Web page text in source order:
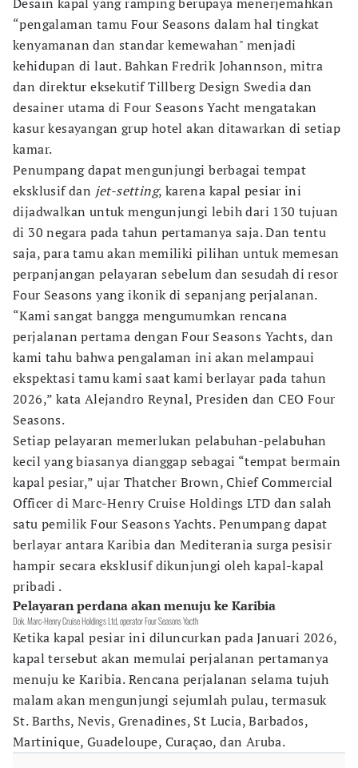
“pengalaman tamu Four Seasons dalam hal tingkat
kenyamanan dan standar kemewahan" menjadi
kehidupan di laut. Bahkan Fredrik Johannson, mitra
dan direktur eksekutif Tillberg Design Swedia dan
desainer utama di Four Seasons Yacht mengatakan
kasur kesayangan grup hotel akan ditawarkan di setiap
kamar.
Penumpang dapat mengunjungi berbagai tempat
eksklusif dan jet-setting, karena kapal pesiar ini
dijadwalkan untuk mengunjungi lebih dari 130 tujuan
di 30 negara pada tahun pertamanya saja. Dan tentu
saja, para tamu akan memiliki pilihan untuk memesan
perpanjangan pelayaran sebelum dan sesudah di resor
Four Seasons yang ikonik di sepanjang perjalanan.
“Kami sangat bangga mengumumkan rencana
perjalanan pertama dengan Four Seasons Yachts, dan
kami tahu bahwa pengalaman ini akan melampaui
ekspektasi tamu kami saat kami berlayar pada tahun
2026,” kata Alejandro Reynal, Presiden dan CEO Four
Seasons.
Setiap pelayaran memerlukan pelabuhan-pelabuhan
kecil yang biasanya dianggap sebagai “tempat bermain
kapal pesiar,” ujar Thatcher Brown, Chief Commercial
Officer di Marc-Henry Cruise Holdings LTD dan salah
satu pemilik Four Seasons Yachts. Penumpang dapat
berlayar antara Karibia dan Mediterania surga pesisir
hampir secara eksklusif dikunjungi oleh kapal-kapal
pribadi .
Pelayaran perdana akan menuju ke Karibia
Dok. Marc-Henry Cruise Holdings Ltd, operator Four Seasons Yacth
Ketika kapal pesiar ini diluncurkan pada Januari 2026,
kapal tersebut akan memulai perjalanan pertamanya
menuju ke Karibia. Rencana perjalanan selama tujuh
malam akan mengunjungi sejumlah pulau, termasuk
St. Barths, Nevis, Grenadines, St Lucia, Barbados,
Martinique, Guadeloupe, Curaçao, dan Aruba.